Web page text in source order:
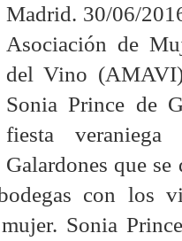
Madrid. 30/06/
Asociación de
del Vino
Sonia Prince de
fiesta
Galardones que
con los
Sonia